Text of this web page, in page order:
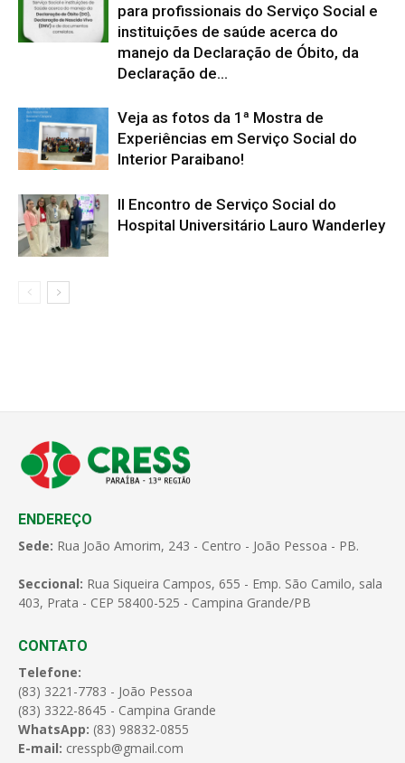
para profissionais do Serviço Social e
instituições de saúde acerca do
manejo da Declaração de Óbito, da
Declaração de...
Veja as fotos da 1ª Mostra de
Experiências em Serviço Social do
Interior Paraibano!
II Encontro de Serviço Social do
Hospital Universitário Lauro Wanderley
ENDEREÇO
Sede: Rua João Amorim, 243 - Centro - João Pessoa - PB.
Seccional: Rua Siqueira Campos, 655 - Emp. São Camilo, sala
403, Prata - CEP 58400-525 - Campina Grande/PB
CONTATO
Telefone:
(83) 3221-7783 - João Pessoa
(83) 3322-8645 - Campina Grande
WhatsApp: (83) 98832-0855
E-mail: cresspb@gmail.com